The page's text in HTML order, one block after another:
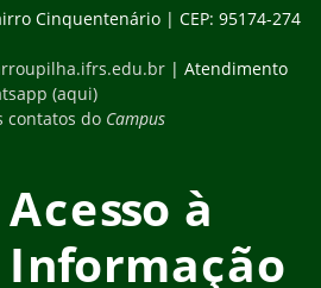
Cinquentenário | CEP: 95174-274
| Atendimento
(aqui)
contatos do Campus